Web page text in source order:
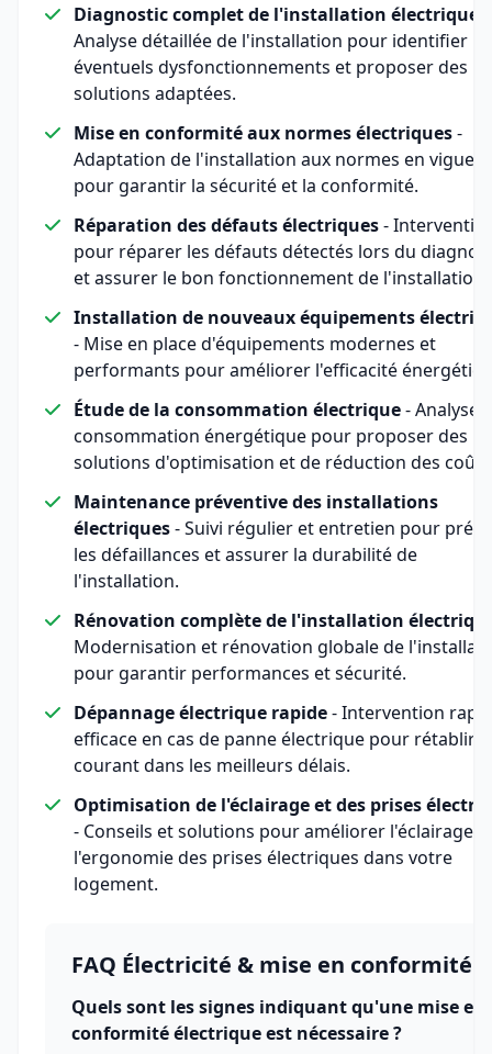
Diagnostic complet de l'installation électrique
Analyse détaillée de l'installation pour identifier
éventuels dysfonctionnements et proposer des
solutions adaptées.
Mise en conformité aux normes électriques-
Adaptation de l'installation aux normes en vigueur
pour garantir la sécurité et la conformité.
Réparation des défauts électriques-
pour réparer les défauts détectés lors du
et assurer le bon fonctionnement de l'installation.
Installation de nouveaux équipements
- Mise en place d'équipements modernes et
performants pour améliorer l'efficacité
Étude de la consommation électrique- Analyse
consommation énergétique pour proposer des
solutions d'optimisation et de réduction des
Maintenance préventive des installations
électriques- Suivi régulier et entretien pour
les défaillances et assurer la durabilité de
l'installation.
Rénovation complète de l'installation
Modernisation et rénovation globale de
pour garantir performances et sécurité.
Dépannage électrique rapide- Intervention
efficace en cas de panne électrique pour rétablir
courant dans les meilleurs délais.
Optimisation de l'éclairage et des prises
- Conseils et solutions pour améliorer l'éclairage
l'ergonomie des prises électriques dans votre
logement.
FAQ Électricité & mise en conformité
Quels sont les signes indiquant qu'une mise en
conformité électrique est nécessaire ?